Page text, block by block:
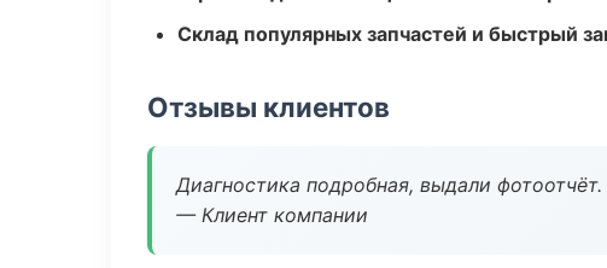
Склад популярных запчастей и быстрый
Отзывы клиентов
Диагностика подробная, выдали
— Клиент компании